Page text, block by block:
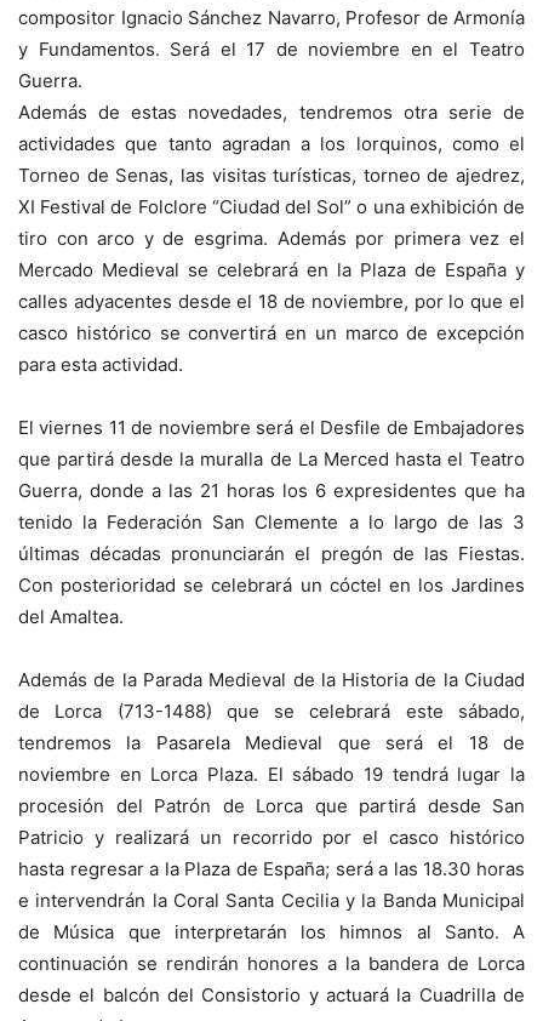
compositor Ignacio Sánchez Navarro, Profesor de Armonía
y Fundamentos. Será el 17 de noviembre en el Teatro
Guerra.
Además de estas novedades, tendremos otra serie de
actividades que tanto agradan a los lorquinos, como el
Torneo de Senas, las visitas turísticas, torneo de ajedrez,
XI Festival de Folclore “Ciudad del Sol” o una exhibición de
tiro con arco y de esgrima. Además por primera vez el
Mercado Medieval se celebrará en la Plaza de España y
calles adyacentes desde el 18 de noviembre, por lo que el
casco histórico se convertirá en un marco de excepción
para esta actividad.
El viernes 11 de noviembre será el Desfile de Embajadores
que partirá desde la muralla de La Merced hasta el Teatro
Guerra, donde a las 21 horas los 6 expresidentes que ha
tenido la Federación San Clemente a lo largo de las 3
últimas décadas pronunciarán el pregón de las Fiestas.
Con posterioridad se celebrará un cóctel en los Jardines
del Amaltea.
Además de la Parada Medieval de la Historia de la Ciudad
de Lorca (713-1488) que se celebrará este sábado,
tendremos la Pasarela Medieval que será el 18 de
noviembre en Lorca Plaza. El sábado 19 tendrá lugar la
procesión del Patrón de Lorca que partirá desde San
Patricio y realizará un recorrido por el casco histórico
hasta regresar a la Plaza de España; será a las 18.30 horas
e intervendrán la Coral Santa Cecilia y la Banda Municipal
de Música que interpretarán los himnos al Santo. A
continuación se rendirán honores a la bandera de Lorca
desde el balcón del Consistorio y actuará la Cuadrilla de